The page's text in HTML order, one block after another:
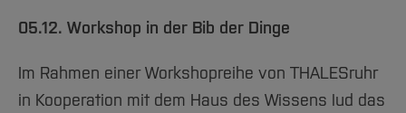
05.12. Workshop in der Bib der Dinge
Im Rahmen einer Workshopreihe von THALESruhr
in Kooperation mit dem Haus des Wissens lud das